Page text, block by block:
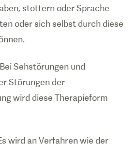
stottern oder Sprache
oder sich selbst durch diese
Bei Sehstörungen und
Störungen der
wird diese Therapieform
wird an Verfahren wie der